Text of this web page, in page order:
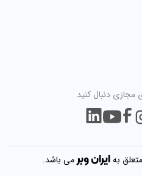
مجازی دنبال کنید
بهایرانوبرمی باشد.